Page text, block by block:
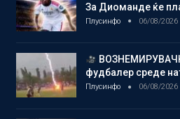
За Диоманде ќе
Плусинфо 06/08/2026
фудбалер среде
Плусинфо 06/08/2026